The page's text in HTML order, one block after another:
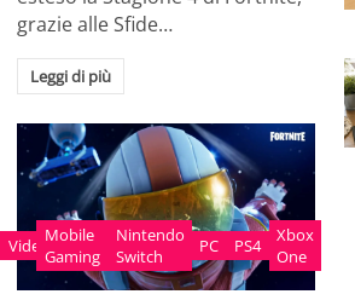
grazie alle Sfide…
Leggi di più
Videogame
Xbox
One
Mobile
Gaming
Nintendo
Switch
PC PS4
Xbox
One